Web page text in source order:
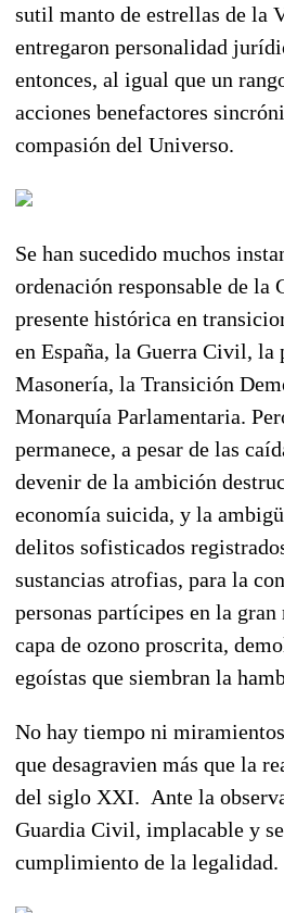
sutil manto de estrellas de la
entregaron personalidad
entonces, al igual que un
acciones benefactores
compasión del Universo.
Se han sucedido muchos
ordenación responsable de la
presente histórica en
en España, la Guerra Civil, la
Masonería, la Transición
Monarquía Parlamentaria.
permanece, a pesar de las
devenir de la ambición
economía suicida, y la
delitos sofisticados
sustancias atrofias, para la
personas partícipes en la gran
capa de ozono proscrita,
egoístas que siembran la
No hay tiempo ni
que desagravien más que la
del siglo XXI. Ante la
Guardia Civil, implacable y
cumplimiento de la legalidad.